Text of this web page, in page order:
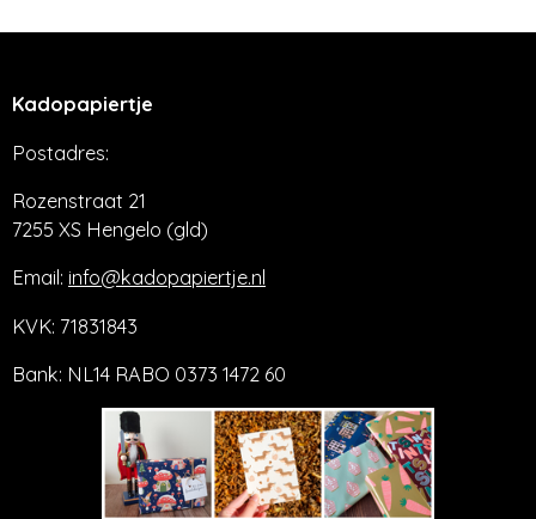
Kadopapiertje
Postadres:
Rozenstraat 21
7255 XS Hengelo (gld)
Email: info@kadopapiertje.nl
KVK: 71831843
Bank: NL14 RABO 0373 1472 60